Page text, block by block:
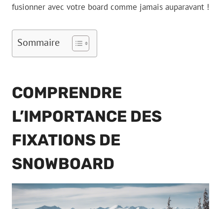
fusionner avec votre board comme jamais auparavant !
Sommaire
COMPRENDRE
L’IMPORTANCE DES
FIXATIONS DE
SNOWBOARD